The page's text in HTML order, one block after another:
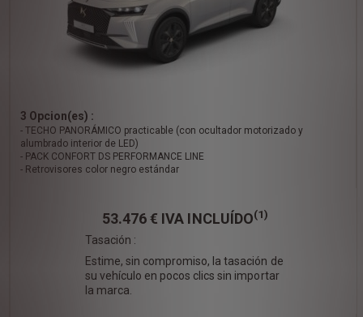
3 Opcion(es) :
- TECHO PANORÁMICO practicable (con ocultador motorizado y
alumbrado interior de LED)
- PACK CONFORT DS PERFORMANCE LINE
- Retrovisores color negro estándar
53.476 € IVA INCLUÍDO(1)
Tasación :
Estime, sin compromiso, la tasación de
su vehículo en pocos clics sin importar
la marca.